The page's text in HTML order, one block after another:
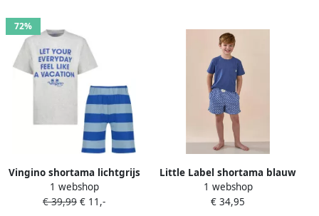
72%
Vingino shortama lichtgrijs
melange
1 webshop
€ 39,99 € 11,-
Little Label shortama blauw
1 webshop
€ 34,95